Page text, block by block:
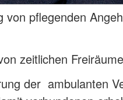
von pflegenden
zeitlichen
der ambulanten